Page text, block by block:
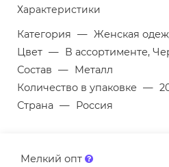
Характеристики
Категория — Женская
Цвет — В ассортименте,
Состав — Металл
Количество в упаковке —
Страна — Россия
Мелкий опт